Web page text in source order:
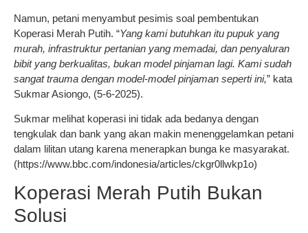
Namun, petani menyambut pesimis soal pembentukan
Koperasi Merah Putih. “Yang kami butuhkan itu pupuk yang
murah, infrastruktur pertanian yang memadai, dan penyaluran
bibit yang berkualitas, bukan model pinjaman lagi. Kami sudah
sangat trauma dengan model-model pinjaman seperti ini,” kata
Sukmar Asiongo, (5-6-2025).
Sukmar melihat koperasi ini tidak ada bedanya dengan
tengkulak dan bank yang akan makin menenggelamkan petani
dalam lilitan utang karena menerapkan bunga ke masyarakat.
(https://www.bbc.com/indonesia/articles/ckgr0llwkp1o)
Koperasi Merah Putih Bukan
Solusi